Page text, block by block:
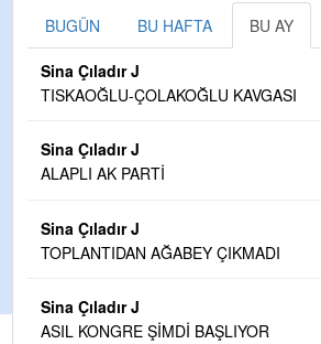
BUGÜN BU HAFTA BU AY
Sina Çıladır J
TISKAOĞLU-ÇOLAKOĞLU KAVGASI
Sina Çıladır J
ALAPLI AK PARTİ
Sina Çıladır J
TOPLANTIDAN AĞABEY ÇIKMADI
Sina Çıladır J
ASIL KONGRE ŞİMDİ BAŞLIYOR